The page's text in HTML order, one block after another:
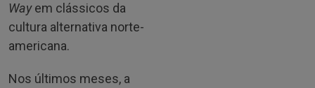
Wayem clássicos da
cultura alternativa norte-
americana.
Nos últimos meses, a